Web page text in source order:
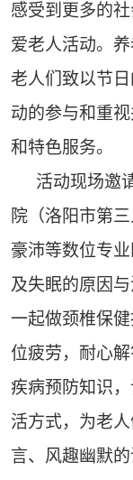
感受到更多的
爱老人活动。
老人们致以节
动的参与和重
和特色服务。
活动现场邀
院（洛阳市第
豪沛等数位专
及失眠的原因
一起做颈椎保
位疲劳，耐心
疾病预防知识
活方式，为老
言、风趣幽默